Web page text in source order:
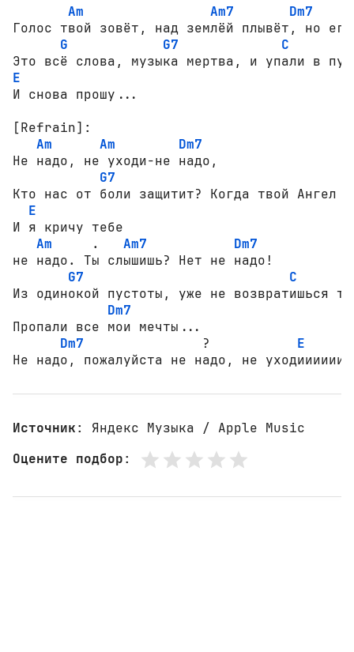
Am
Am7
Dm7
Голос твой зовёт, над землёй плывёт, но
G
G7
C
E
И снова прошу...
[Refrain]:
Am
Am
Dm7
Не надо, не уходи-не надо,
G7
Кто нас от боли защитит? Когда твой Ангел
E
И я кричу тебе
Am
     .
Am7
Dm7
не надо. Ты слышишь? Нет не надо!
G7
C
Из одинокой пустоты, уже не возвратишься
Dm7
Пропали все мои мечты...
Dm7
               ?
E
Не надо, пожалуйста не надо, не
Источник: Яндекс Музыка / Apple Music
Оцените подбор: